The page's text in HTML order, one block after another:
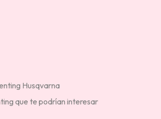
Husqvarna
que te podrían interesar